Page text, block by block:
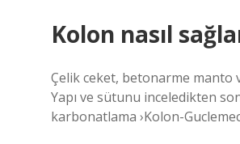
Kolon nasıl
Çelik ceket, betonarme manto
Yapı ve sütunu inceledikten
karbonatlama ›Kolon-